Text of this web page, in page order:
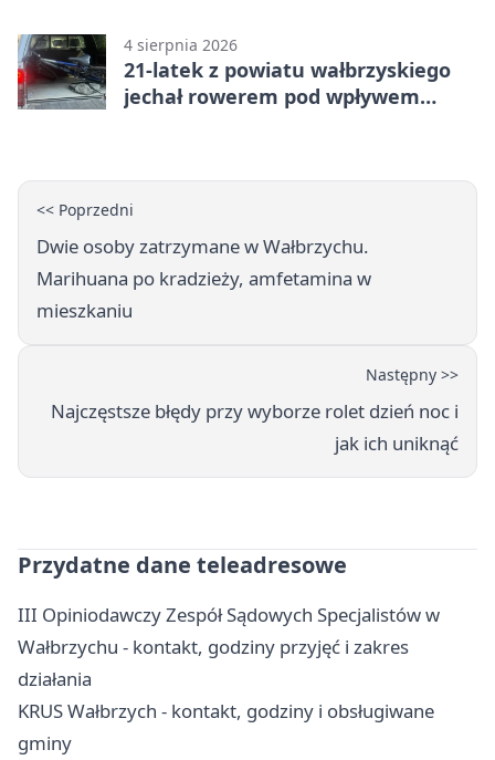
4 sierpnia 2026
21-latek z powiatu wałbrzyskiego
jechał rowerem pod wpływem
<< Poprzedni
Dwie osoby zatrzymane w Wałbrzychu.
Marihuana po kradzieży, amfetamina w
mieszkaniu
Następny >>
Najczęstsze błędy przy wyborze rolet dzień noc i
jak ich uniknąć
Przydatne dane teleadresowe
III Opiniodawczy Zespół Sądowych Specjalistów w
Wałbrzychu - kontakt, godziny przyjęć i zakres
działania
KRUS Wałbrzych - kontakt, godziny i obsługiwane
gminy